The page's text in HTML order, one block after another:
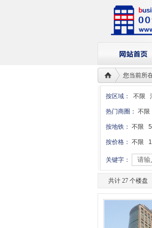
您当前所
按区域： 不限
热门商圈： 不限
按地铁： 不限
按价格： 不限
关键字：
共计 27 个楼